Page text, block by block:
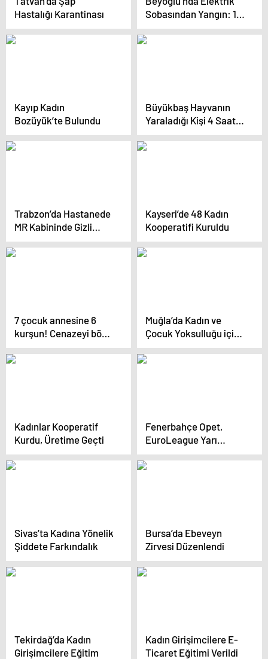
Hastalığı Karantinası
Sobasından Yangın: 1
Kişi Hayatını Kaybetti
Kayıp Kadın
Bozüyük’te Bulundu
Büyükbaş Hayvanın
Yaraladığı Kişi 4 Saatte
Hastaneye Ulaştırıldı
Trabzon’da Hastanede
MR Kabininde Gizli
Kamerayla Kayıt Alma
Skandalı
Kayseri’de 48 Kadın
Kooperatifi Kuruldu
7 çocuk annesine 6
kurşun! Cenazeyi böyle
taşıdılar
Muğla’da Kadın ve
Çocuk Yoksulluğu için
Farkındalık Etkinliği
Kadınlar Kooperatif
Kurdu, Üretime Geçti
Fenerbahçe Opet,
EuroLeague Yarı
Finalinde Beretta
Famila Schio’yu Yendi
Sivas’ta Kadına Yönelik
Şiddete Farkındalık
Bursa’da Ebeveyn
Zirvesi Düzenlendi
Tekirdağ’da Kadın
Girişimcilere Eğitim
Kadın Girişimcilere E-
Ticaret Eğitimi Verildi